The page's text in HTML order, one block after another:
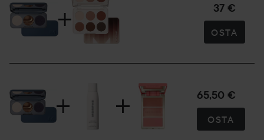
37 €
OSTA
65,50 €
OSTA